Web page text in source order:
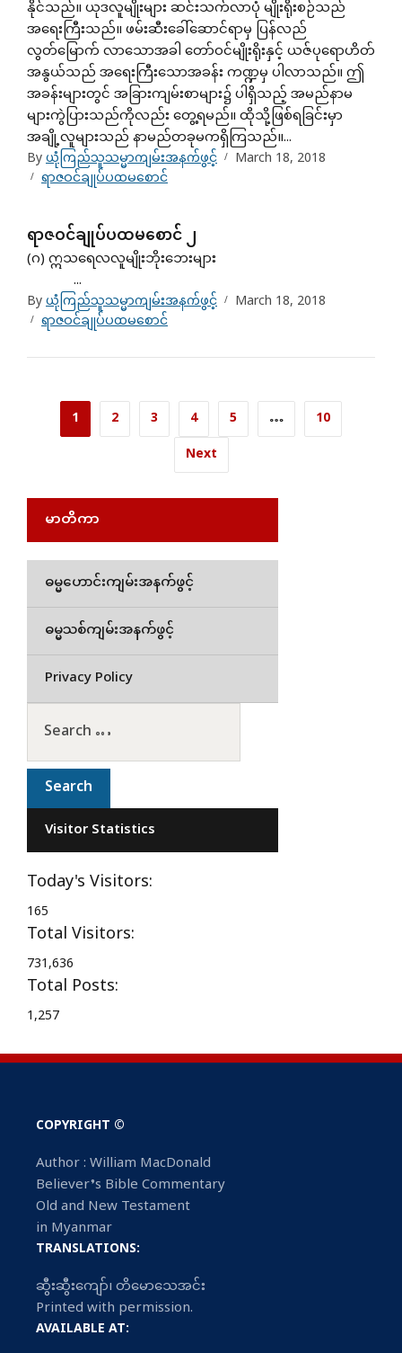
နိုင်သည်။ ယုဒလူမျိုးများ ဆင်းသက်လာပုံ မျိုးရိုးစဉ်သည်
အရေးကြီးသည်။ ဖမ်းဆီးခေါ်ဆောင်ရာမှ ပြန်လည်
လွတ်မြောက် လာသောအခါ တော်ဝင်မျိုးရိုးနှင့် ယဇ်ပုရောဟိတ်
အနွယ်သည် အရေးကြီးသောအခန်း ကဏ္ဍမှ ပါလာသည်။ ဤ
အခန်းများတွင် အခြားကျမ်းစာများ၌ ပါရှိသည့် အမည်နာမ
များကွဲပြားသည်ကိုလည်း တွေ့ရမည်။ ထိုသို့ဖြစ်ရခြင်းမှာ
အချို့လူများသည် နာမည်တခုမကရှိကြသည်။...
Byယုံကြည်သူသမ္မာကျမ်းအနက်ဖွင့် March 18, 2018
ရာဇဝင်ချုပ်ပထမစောင်
ရာဇဝင်ချုပ်ပထမစောင် ၂
(ဂ) ဣသရေလလူမျိုးဘိုးဘေးများ
...
Byယုံကြည်သူသမ္မာကျမ်းအနက်ဖွင့် March 18, 2018
ရာဇဝင်ချုပ်ပထမစောင်
1 2 3 4 5 …
10
Next
မာတိကာ
ဓမ္မဟောင်းကျမ်းအနက်ဖွင့်
ဓမ္မသစ်ကျမ်းအနက်ဖွင့်
Privacy Policy
Visitor Statistics
Today's Visitors:
165
Total Visitors:
731,636
Total Posts:
1,257
COPYRIGHT ©
Author : William MacDonald
Believer’s Bible Commentary
Old and New Testament
in Myanmar
TRANSLATIONS:
ဆွီးဆွီးကျော်၊ တိမောသေအင်း
Printed with permission.
AVAILABLE AT: